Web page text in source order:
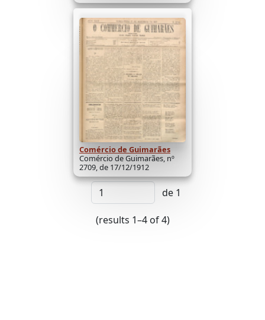
Comércio de Guimarães
Comércio de Guimarães, nº
2709, de 17/12/1912
de 1
(results 1–4 of 4)